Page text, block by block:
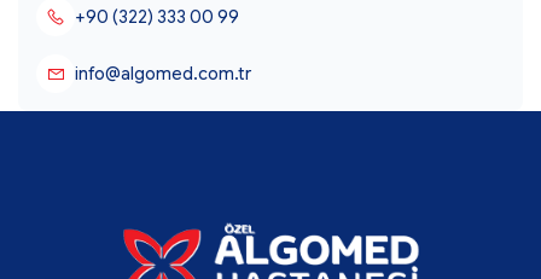
+90 (322) 333 00 99
info@algomed.com.tr